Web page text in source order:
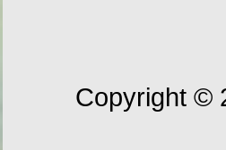
Copyright ©